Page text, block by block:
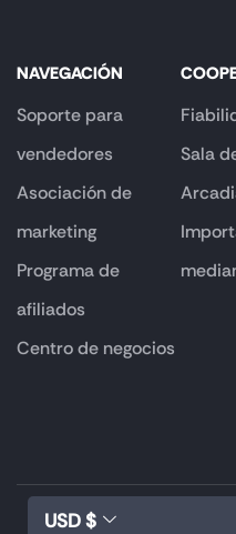
NAVEGACIÓN
Soporte para
vendedores
Asociación de
marketing
Programa de
afiliados
Centro de negocios
Sala
USD $